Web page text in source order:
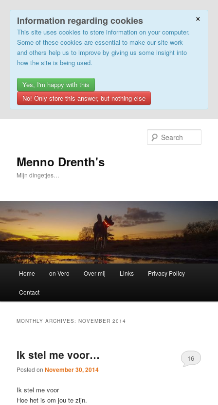
×
Information regarding cookies
This site uses cookies to store information on your computer.
Some of these cookies are essential to make our site work
and others help us to improve by giving us some insight into
how the site is being used.
Yes, I'm happy with this
No! Only store this answer, but nothing else
Menno Drenth's
Mijn dingetjes…
Home on Vero Over mij Links Privacy Policy
Contact
MONTHLY ARCHIVES:NOVEMBER 2014
Ik stel me voor…
Posted onNovember 30, 2014
16
Ik stel me voor
Hoe het is om jou te zijn.